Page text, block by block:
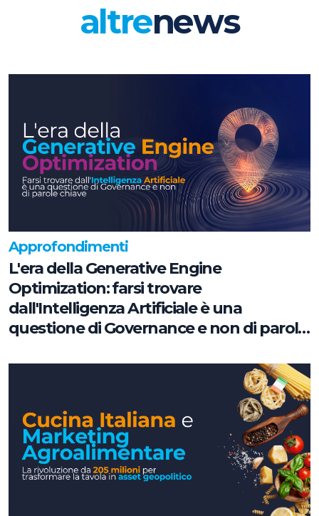
altrenews
Approfondimenti
L'era della Generative Engine
Optimization: farsi trovare
dall'Intelligenza Artificiale è una
questione di Governance e non di parole